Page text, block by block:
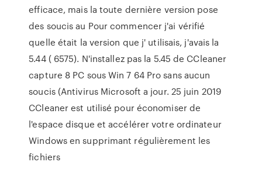
efficace, mais la toute dernière version pose
des soucis au Pour commencer j'ai vérifié
quelle était la version que j' utilisais, j'avais la
5.44 ( 6575). N'installez pas la 5.45 de CCleaner
capture 8 PC sous Win 7 64 Pro sans aucun
soucis (Antivirus Microsoft a jour. 25 juin 2019
CCleaner est utilisé pour économiser de
l'espace disque et accélérer votre ordinateur
Windows en supprimant régulièrement les
fichiers